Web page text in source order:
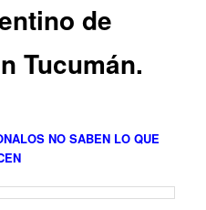
de
Tucumán.
NO SABEN LO QUE